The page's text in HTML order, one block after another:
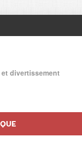
divertissement